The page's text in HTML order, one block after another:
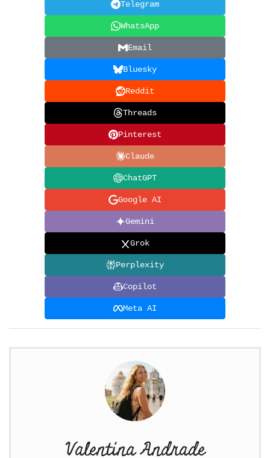
Telegram
WhatsApp
Email
Bluesky
Reddit
Threads
Pinterest
Claude
ChatGPT
Google AI
Gemini
Grok
Perplexity
Copilot
Meta AI
Valentina Andrade